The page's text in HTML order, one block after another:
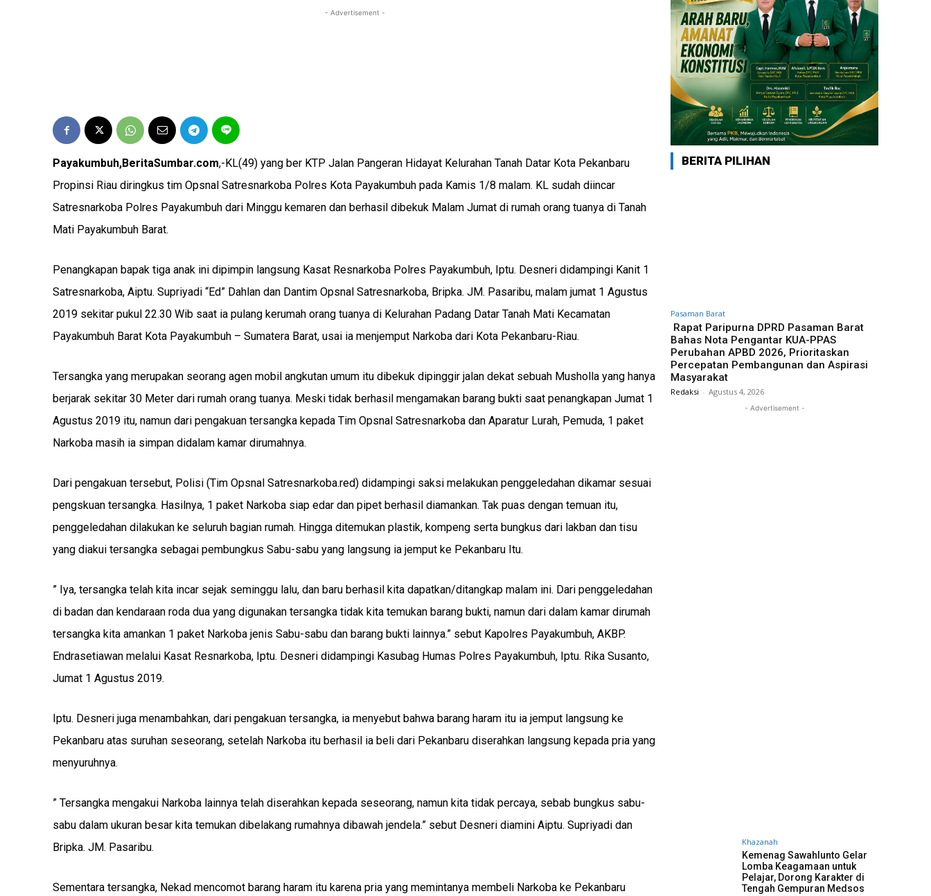
- Advertisement -
Payakumbuh,BeritaSumbar.com,-KL(49) yang ber KTP Jalan Pangeran Hidayat Kelurahan Tanah Datar Kota Pekanbaru
Propinsi Riau diringkus tim Opsnal Satresnarkoba Polres Kota Payakumbuh pada Kamis 1/8 malam. KL sudah diincar
Satresnarkoba Polres Payakumbuh dari Minggu kemaren dan berhasil dibekuk Malam Jumat di rumah orang tuanya di Tanah
Mati Payakumbuh Barat.
Penangkapan bapak tiga anak ini dipimpin langsung Kasat Resnarkoba Polres Payakumbuh, Iptu. Desneri didampingi Kanit 1
Satresnarkoba, Aiptu. Supriyadi “Ed” Dahlan dan Dantim Opsnal Satresnarkoba, Bripka. JM. Pasaribu, malam jumat 1 Agustus
2019 sekitar pukul 22.30 Wib saat ia pulang kerumah orang tuanya di Kelurahan Padang Datar Tanah Mati Kecamatan
Payakumbuh Barat Kota Payakumbuh – Sumatera Barat, usai ia menjemput Narkoba dari Kota Pekanbaru-Riau.
Tersangka yang merupakan seorang agen mobil angkutan umum itu dibekuk dipinggir jalan dekat sebuah Musholla yang hanya
berjarak sekitar 30 Meter dari rumah orang tuanya. Meski tidak berhasil mengamakan barang bukti saat penangkapan Jumat 1
Agustus 2019 itu, namun dari pengakuan tersangka kepada Tim Opsnal Satresnarkoba dan Aparatur Lurah, Pemuda, 1 paket
Narkoba masih ia simpan didalam kamar dirumahnya.
Dari pengakuan tersebut, Polisi (Tim Opsnal Satresnarkoba.red) didampingi saksi melakukan penggeledahan dikamar sesuai
pengskuan tersangka. Hasilnya, 1 paket Narkoba siap edar dan pipet berhasil diamankan. Tak puas dengan temuan itu,
penggeledahan dilakukan ke seluruh bagian rumah. Hingga ditemukan plastik, kompeng serta bungkus dari lakban dan tisu
yang diakui tersangka sebagai pembungkus Sabu-sabu yang langsung ia jemput ke Pekanbaru Itu.
” Iya, tersangka telah kita incar sejak seminggu lalu, dan baru berhasil kita dapatkan/ditangkap malam ini. Dari penggeledahan
di badan dan kendaraan roda dua yang digunakan tersangka tidak kita temukan barang bukti, namun dari dalam kamar dirumah
tersangka kita amankan 1 paket Narkoba jenis Sabu-sabu dan barang bukti lainnya.” sebut Kapolres Payakumbuh, AKBP.
Endrasetiawan melalui Kasat Resnarkoba, Iptu. Desneri didampingi Kasubag Humas Polres Payakumbuh, Iptu. Rika Susanto,
Jumat 1 Agustus 2019.
Iptu. Desneri juga menambahkan, dari pengakuan tersangka, ia menyebut bahwa barang haram itu ia jemput langsung ke
Pekanbaru atas suruhan seseorang, setelah Narkoba itu berhasil ia beli dari Pekanbaru diserahkan langsung kepada pria yang
menyuruhnya.
” Tersangka mengakui Narkoba lainnya telah diserahkan kepada seseorang, namun kita tidak percaya, sebab bungkus sabu-
sabu dalam ukuran besar kita temukan dibelakang rumahnya dibawah jendela.” sebut Desneri diamini Aiptu. Supriyadi dan
Bripka. JM. Pasaribu.
Sementara tersangka, Nekad mencomot barang haram itu karena pria yang memintanya membeli Narkoba ke Pekanbaru
BERITA PILIHAN
Pasaman Barat
Rapat Paripurna DPRD Pasaman Barat
Bahas Nota Pengantar KUA-PPAS
Perubahan APBD 2026, Prioritaskan
Percepatan Pembangunan dan Aspirasi
Masyarakat
Redaksi - Agustus 4, 2026
- Advertisement -
Khazanah
Kemenag Sawahlunto Gelar
Lomba Keagamaan untuk
Pelajar, Dorong Karakter di
Tengah Gempuran Medsos